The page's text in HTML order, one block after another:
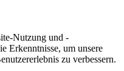
Nutzung und -
Erkenntnisse, um unsere
zu verbessern.